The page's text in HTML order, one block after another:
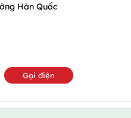
Hàn Quốc
Gọi điện